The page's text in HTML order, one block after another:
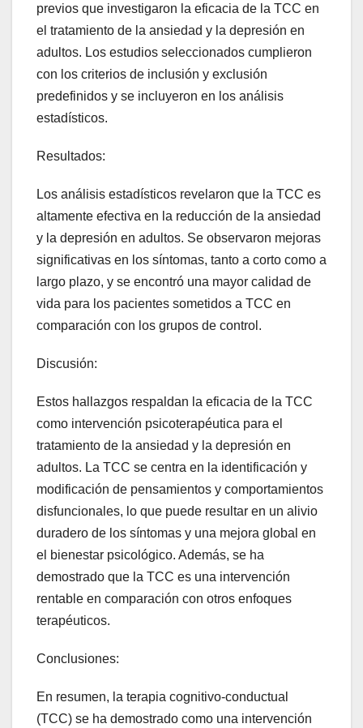
previos que investigaron la eficacia de la TCC en
el tratamiento de la ansiedad y la depresión en
adultos. Los estudios seleccionados cumplieron
con los criterios de inclusión y exclusión
predefinidos y se incluyeron en los análisis
estadísticos.
Resultados:
Los análisis estadísticos revelaron que la TCC es
altamente efectiva en la reducción de la ansiedad
y la depresión en adultos. Se observaron mejoras
significativas en los síntomas, tanto a corto como a
largo plazo, y se encontró una mayor calidad de
vida para los pacientes sometidos a TCC en
comparación con los grupos de control.
Discusión:
Estos hallazgos respaldan la eficacia de la TCC
como intervención psicoterapéutica para el
tratamiento de la ansiedad y la depresión en
adultos. La TCC se centra en la identificación y
modificación de pensamientos y comportamientos
disfuncionales, lo que puede resultar en un alivio
duradero de los síntomas y una mejora global en
el bienestar psicológico. Además, se ha
demostrado que la TCC es una intervención
rentable en comparación con otros enfoques
terapéuticos.
Conclusiones:
En resumen, la terapia cognitivo-conductual
(TCC) se ha demostrado como una intervención